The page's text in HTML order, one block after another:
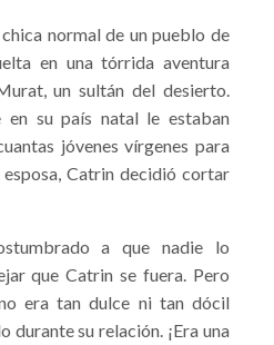
normal de un pueblo de
en una tórrida aventura
un sultán del desierto.
en su país natal le estaban
jóvenes vírgenes para
Catrin decidió cortar
a que nadie lo
que Catrin se fuera. Pero
era tan dulce ni tan dócil
durante su relación. ¡Era una